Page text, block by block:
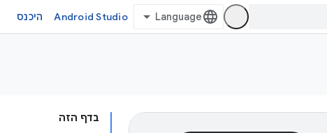
Android Studio היכנס
בדף הזה